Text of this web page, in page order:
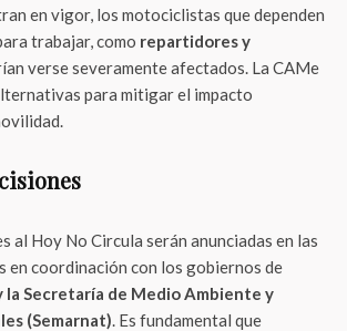
en vigor, los motociclistas que dependen
trabajar, como repartidores y
verse severamente afectados. La CAMe
para mitigar el impacto
al Hoy No Circula serán anunciadas en las
en coordinación con los gobiernos de
la Secretaría de Medio Ambiente y
(Semarnat). Es fundamental que